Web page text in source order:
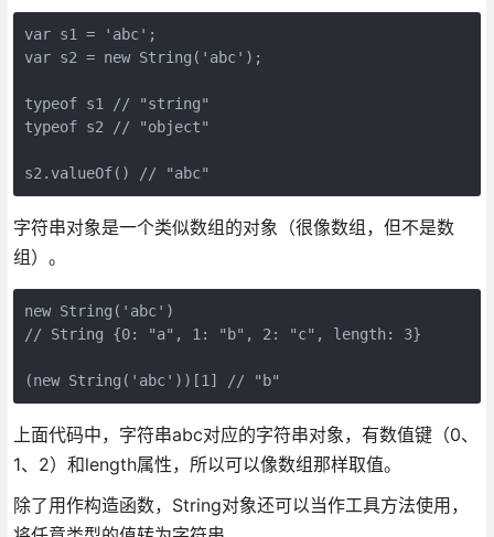
var s1 = 'abc';
var s2 = new String('abc');
typeof s1 // "string"
typeof s2 // "object"
字符串对象是一个类似数组的对象（很像数组，但不是数
组）。
new String('abc')
// String {0: "a", 1: "b", 2: "c", length: 3}
上面代码中，字符串abc对应的字符串对象，有数值键（0、
1、2）和length属性，所以可以像数组那样取值。
除了用作构造函数，String对象还可以当作工具方法使用，